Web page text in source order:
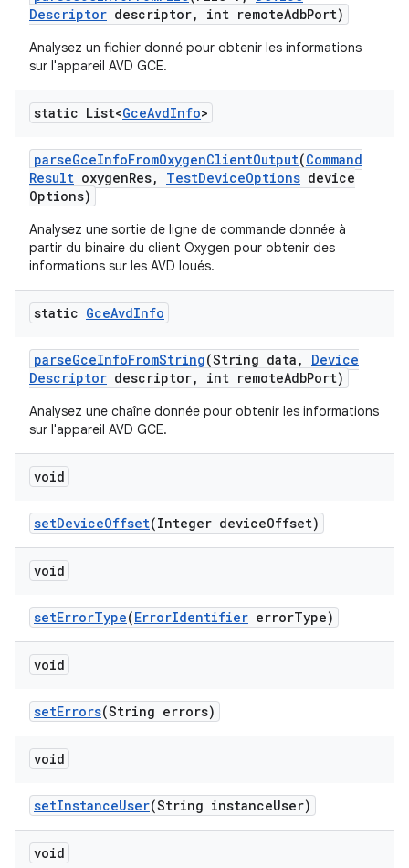
Descriptor descriptor, int remoteAdbPort)
Analysez un fichier donné pour obtenir les informations
sur l'appareil AVD GCE.
static List<GceAvdInfo>
parseGceInfoFromOxygenClientOutput(Command
Result oxygenRes, TestDeviceOptions device
Options)
Analysez une sortie de ligne de commande donnée à
partir du binaire du client Oxygen pour obtenir des
informations sur les AVD loués.
static GceAvdInfo
parseGceInfoFromString(String data ,
Device
Descriptor descriptor, int remoteAdbPort)
Analysez une chaîne donnée pour obtenir les informations
sur l'appareil AVD GCE.
void
setDeviceOffset(Integer deviceOffset)
void
setErrorType(ErrorIdentifier errorType)
void
setErrors(String errors)
void
setInstanceUser(String instanceUser)
void